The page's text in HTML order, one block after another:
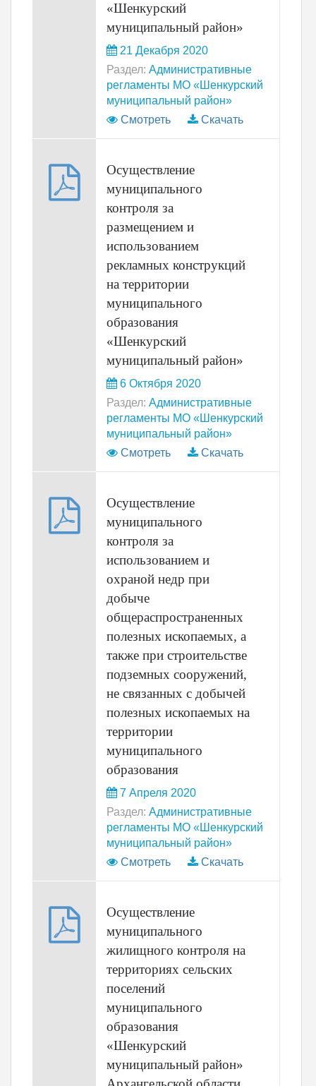
«Шенкурский
муниципальный район»
21 Декабря 2020
Раздел: Административные
регламенты МО «Шенкурский
муниципальный район»
Смотреть
Скачать
Осуществление
муниципального
контроля за
размещением и
использованием
рекламных конструкций
на территории
муниципального
образования
«Шенкурский
муниципальный район»
6 Октября 2020
Раздел: Административные
регламенты МО «Шенкурский
муниципальный район»
Смотреть
Скачать
Осуществление
муниципального
контроля за
использованием и
охраной недр при
добыче
общераспространенных
полезных ископаемых, а
также при строительстве
подземных сооружений,
не связанных с добычей
полезных ископаемых на
территории
муниципального
образования
7 Апреля 2020
Раздел: Административные
регламенты МО «Шенкурский
муниципальный район»
Смотреть
Скачать
Осуществление
муниципального
жилищного контроля на
территориях сельских
поселений
муниципального
образования
«Шенкурский
муниципальный район»